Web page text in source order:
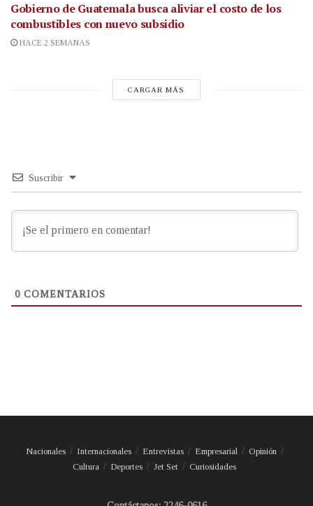
Gobierno de Guatemala busca aliviar el costo de los
combustibles con nuevo subsidio
HACE 2 SEMANAS
CARGAR MÁS
Suscribir
0 COMENTARIOS
Nacionales Internacionales Entrevistas Empresarial
Opinión
Cultura
Deportes Jet Set Curiosidades